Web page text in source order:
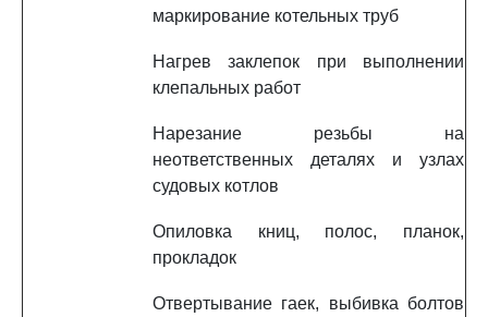
маркирование котельных труб
Нагрев заклепок при выполнении
клепальных работ
Нарезание резьбы на
неответственных деталях и узлах
судовых котлов
Опиловка книц, полос, планок,
прокладок
Отвертывание гаек, выбивка болтов